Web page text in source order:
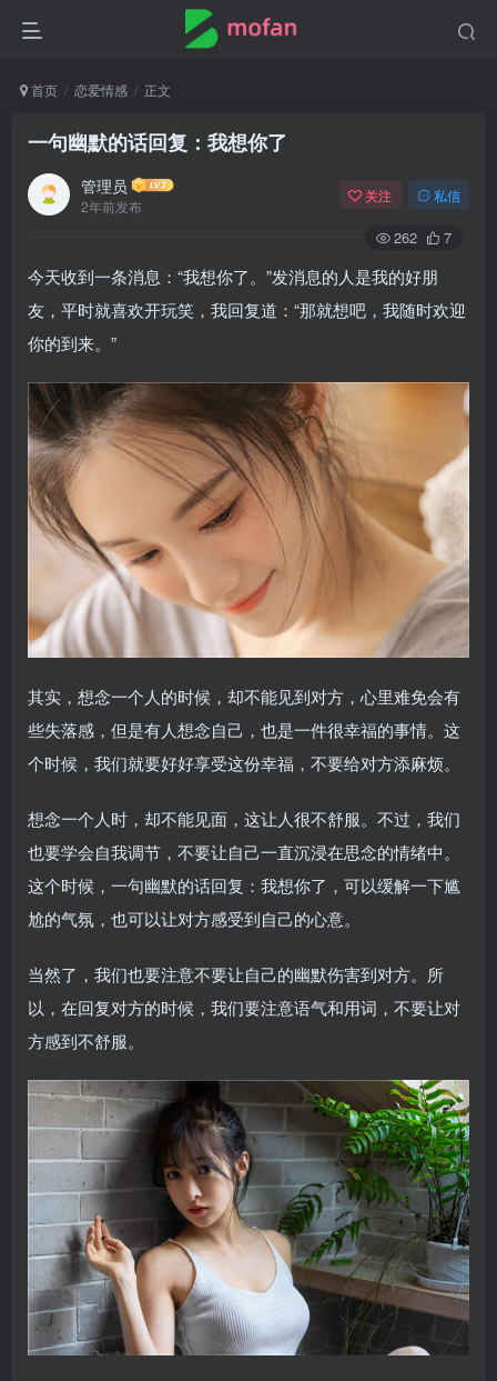
首页 恋爱情感 正文
一句幽默的话回复：我想你了
管理员
2年前发布
关注 私信
262 7
今天收到一条消息：“我想你了。”发消息的人是我的好朋
友，平时就喜欢开玩笑，我回复道：“那就想吧，我随时欢迎
你的到来。”
其实，想念一个人的时候，却不能见到对方，心里难免会有
些失落感，但是有人想念自己，也是一件很幸福的事情。这
个时候，我们就要好好享受这份幸福，不要给对方添麻烦。
想念一个人时，却不能见面，这让人很不舒服。不过，我们
也要学会自我调节，不要让自己一直沉浸在思念的情绪中。
这个时候，一句幽默的话回复：我想你了，可以缓解一下尴
尬的气氛，也可以让对方感受到自己的心意。
当然了，我们也要注意不要让自己的幽默伤害到对方。所
以，在回复对方的时候，我们要注意语气和用词，不要让对
方感到不舒服。